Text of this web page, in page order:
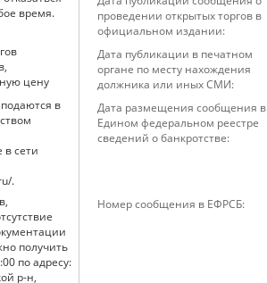
время.
проведении открытых торгов в
официальном издании:
цену
Дата публикации в печатном
органе по месту нахождения
должника или иных СМИ:
в
в сети
.
Дата размещения сообщения в
Едином федеральном реестре
сведений о банкротстве:
получить
по адресу:
р-н,
Номер сообщения в ЕФРСБ: